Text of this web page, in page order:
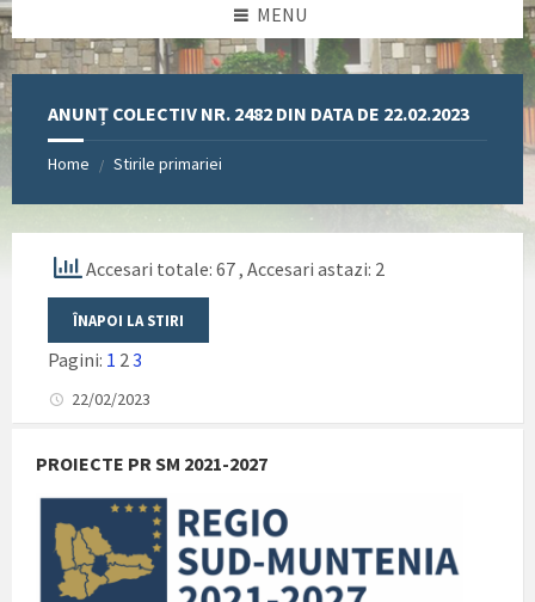
MENU
ANUNȚ COLECTIV NR. 2482 DIN DATA DE 22.02.2023
Home / Stirile primariei
Accesari totale: 67, Accesari astazi: 2
Pagini: 1 2 3
22/02/2023
PROIECTE PR SM 2021-2027